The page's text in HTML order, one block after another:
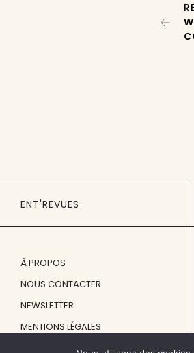
ENT'REVUES
À PROPOS
NOUS CONTACTER
NEWSLETTER
MENTIONS LÉGALES